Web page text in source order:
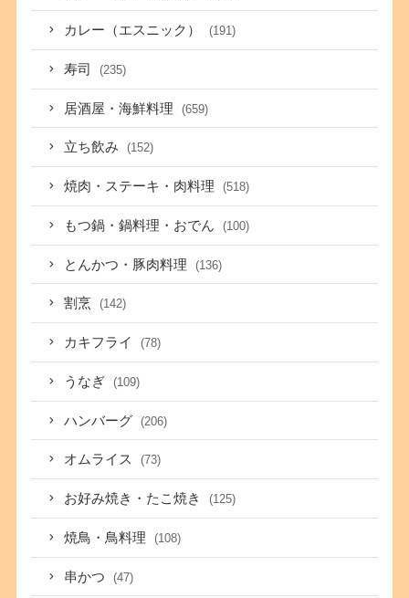
カレー（エスニック） (191)
寿司 (235)
居酒屋・海鮮料理 (659)
立ち飲み (152)
焼肉・ステーキ・肉料理 (518)
もつ鍋・鍋料理・おでん (100)
とんかつ・豚肉料理 (136)
割烹 (142)
カキフライ (78)
うなぎ (109)
ハンバーグ (206)
オムライス (73)
お好み焼き・たこ焼き (125)
焼鳥・鳥料理 (108)
串かつ (47)